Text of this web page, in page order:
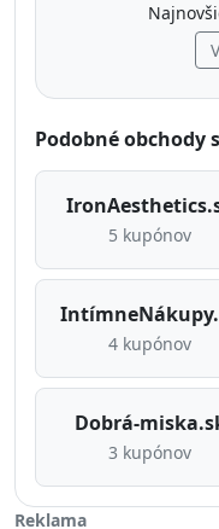
Podobné
5 kupónov
4 kupónov
Dobrá-
3 kupónov
Reklama